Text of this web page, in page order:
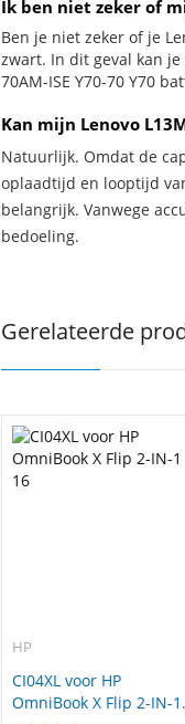
Ik ben niet zeker of
Ben je niet zeker of je
zwart. In dit geval kan je
70AM-ISE Y70-70 Y70
Kan mijn Lenovo
Natuurlijk. Omdat de
oplaadtijd en looptijd
belangrijk. Vanwege
bedoeling.
Gerelateerde
HP
CI04XL voor HP
OmniBook X Flip 2-IN-1